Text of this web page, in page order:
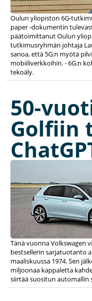
Oulun yliopiston 6G-
paper -dokumentin
päätoimittanut Oulun
tutkimusryhmän johtaja
sanoa, että 5G:n myötä
mobiiliverkkoihin. - 6G:n
tekoäly.
50-
Golfiin
Tänä vuonna Volkswagen
bestsellerin sarjatuotanto
maaliskuussa 1974. Sen
miljoonaa kappaletta
siirtää suositun automallin